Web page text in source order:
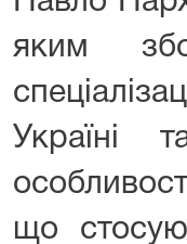
яким
Україні
що